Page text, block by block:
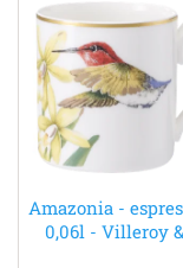
Amazonia -
0,06l - Villeroy